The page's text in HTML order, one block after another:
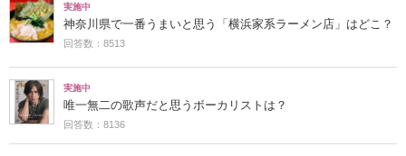
実施中
神奈川県で一番うまいと思う「横浜家系ラーメン店」はどこ？
回答数：8513
実施中
唯一無二の歌声だと思うボーカリストは？
回答数：8136